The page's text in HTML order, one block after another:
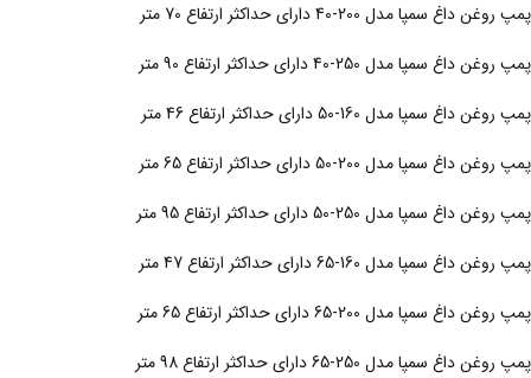
پمپ روغن داغ سمپا مدل 200-40 دارای حداکثر ارتفاع 70 متر
پمپ روغن داغ سمپا مدل 250-40 دارای حداکثر ارتفاع 90 متر
پمپ روغن داغ سمپا مدل 160-50 دارای حداکثر ارتفاع 46 متر
پمپ روغن داغ سمپا مدل 200-50 دارای حداکثر ارتفاع 65 متر
پمپ روغن داغ سمپا مدل 250-50 دارای حداکثر ارتفاع 95 متر
پمپ روغن داغ سمپا مدل 160-65 دارای حداکثر ارتفاع 47 متر
پمپ روغن داغ سمپا مدل 200-65 دارای حداکثر ارتفاع 65 متر
پمپ روغن داغ سمپا مدل 250-65 دارای حداکثر ارتفاع 98 متر